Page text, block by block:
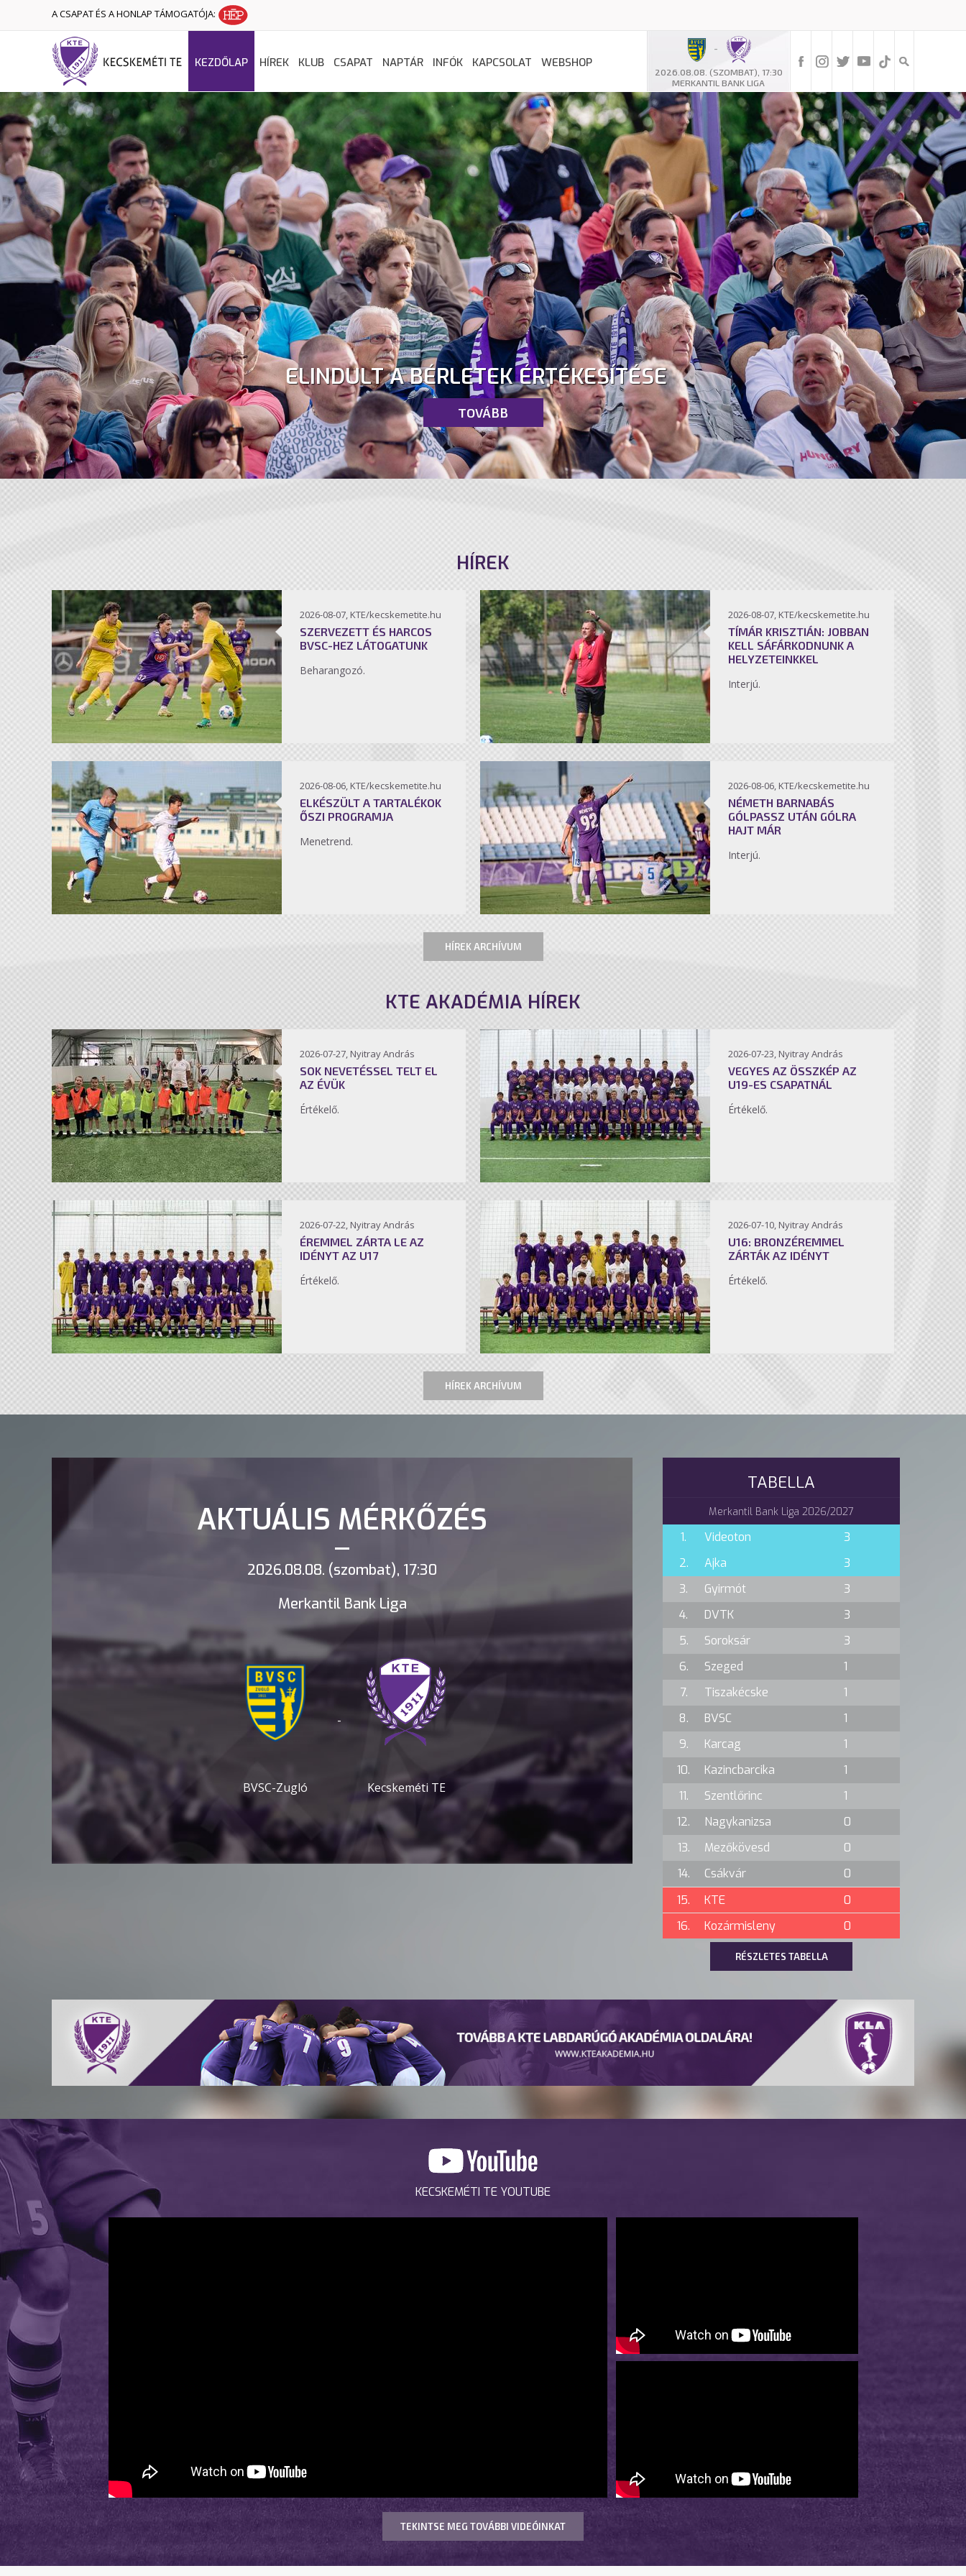
A CSAPAT ÉS A HONLAP TÁMOGATÓJA:
-
2026.08.08. (SZOMBAT), 17:30
MERKANTIL BANK LIGA
KEZDŐLAP HÍREK KLUB CSAPAT NAPTÁR INFÓK KAPCSOLAT WEBSHOP
ELINDULT A BÉRLETEK ÉRTÉKESÍTÉSE
TOVÁBB
HÍREK
2026-08-07, KTE/kecskemetite.hu
SZERVEZETT ÉS HARCOS
BVSC-HEZ LÁTOGATUNK
Beharangozó.
2026-08-07, KTE/kecskemetite.hu
TÍMÁR KRISZTIÁN: JOBBAN
KELL SÁFÁRKODNUNK A
HELYZETEINKKEL
Interjú.
2026-08-06, KTE/kecskemetite.hu
ELKÉSZÜLT A TARTALÉKOK
ŐSZI PROGRAMJA
Menetrend.
2026-08-06, KTE/kecskemetite.hu
NÉMETH BARNABÁS
GÓLPASSZ UTÁN GÓLRA
HAJT MÁR
Interjú.
HÍREK ARCHÍVUM
KTE AKADÉMIA HÍREK
2026-07-27, Nyitray András
SOK NEVETÉSSEL TELT EL
AZ ÉVÜK
Értékelő.
2026-07-23, Nyitray András
VEGYES AZ ÖSSZKÉP AZ
U19-ES CSAPATNÁL
Értékelő.
2026-07-22, Nyitray András
ÉREMMEL ZÁRTA LE AZ
IDÉNYT AZ U17
Értékelő.
2026-07-10, Nyitray András
U16: BRONZÉREMMEL
ZÁRTÁK AZ IDÉNYT
Értékelő.
HÍREK ARCHÍVUM
AKTUÁLIS MÉRKŐZÉS
2026.08.08. (szombat), 17:30
Merkantil Bank Liga
BVSC-Zugló
-
Kecskeméti TE
TABELLA
Merkantil Bank Liga 2026/2027
1. Videoton
3
2.
Ajka
3
3.
Gyirmót
3
4.
DVTK
3
5.
Soroksár
3
6.
Szeged
1
7.
Tiszakécske
1
8.
BVSC
1
9.
Karcag
1
10.
Kazincbarcika
1
11.
Szentlőrinc
1
12.
Nagykanizsa
0
13.
Mezőkövesd
0
14.
Csákvár
0
15.
KTE
0
16.
Kozármisleny 0
RÉSZLETES TABELLA
KECSKEMÉTI TE YOUTUBE
TEKINTSE MEG TOVÁBBI VIDEÓINKAT